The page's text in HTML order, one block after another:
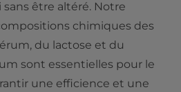
être altéré. Notre
chimiques des
du lactose et du
sont essentielles pour le
une efficience et une